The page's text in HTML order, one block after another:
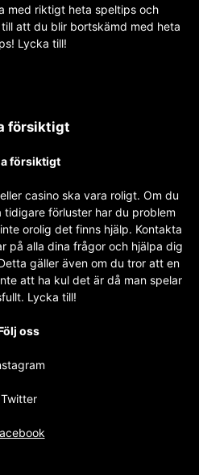
med riktigt heta speltips och
att du blir bortskämd med heta
Lycka till!
försiktigt
försiktigt
casino ska vara roligt. Om du
förluster har du problem
orolig det finns hjälp. Kontakta
på alla dina frågor och hjälpa dig
gäller även om du tror att en
att ha kul det är då man spelar
Lycka till!
oss
Twitter